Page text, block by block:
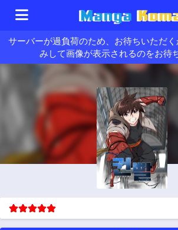
サーバーが過負荷のため、お待ちいただ
みして画像が表示されるのをお待